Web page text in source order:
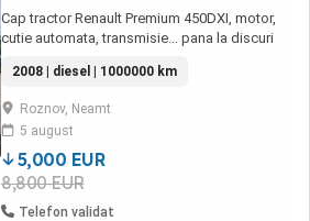
Cap tractor Renault Premium 450DXI, motor,
cutie automata, transmisie... pana la discuri
intretinere la zi, scos din lucru in 2024(am
renuntat la transport). Cauciucuri noi fata-
spate, discuri de frana si placute noi, schimb
de ulei si filtre, pivotata si reglat ...
2008 | diesel | 1000000 km
Roznov, Neamt
5 august
5,000 EUR
8,800 EUR
Telefon validat